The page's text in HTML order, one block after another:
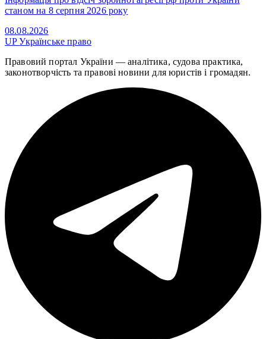
станом на 8 серпня 2026 року
08.08.2026
UPУкраїнське право
Правовий портал України — аналітика, судова практика,
законотворчість та правові новини для юристів і громадян.